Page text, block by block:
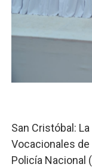
Banco Popular
SNS y el
Operativo
San Cristóbal:
Vocacionales de
Policía Nacional